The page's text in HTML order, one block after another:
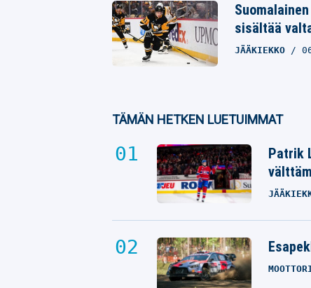
sisältää
JÄÄKIEKKO
TÄMÄN HETKEN LUETUIMMAT
Patrik